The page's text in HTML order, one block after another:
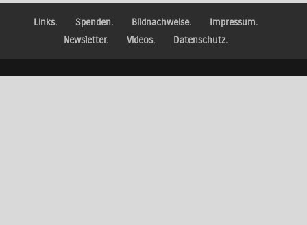
Links. Spenden. Bildnachweise.
Impressum.
Newsletter.
Videos. Datenschutz.